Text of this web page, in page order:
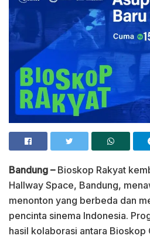
Bandung –Bioskop Rakyat
Hallway Space, Bandung,
menonton yang berbeda dan
pencinta sinema Indonesia.
hasil kolaborasi antara Bioskop